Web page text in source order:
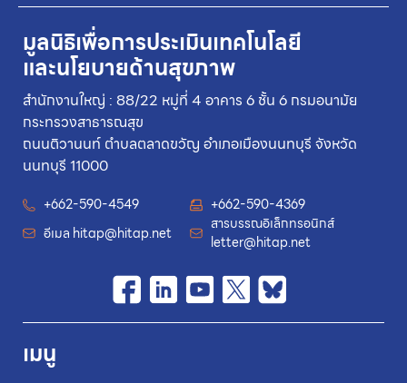
มูลนิธิเพื่อการประเมินเทคโนโลยี
และนโยบายด้านสุขภาพ
สำนักงานใหญ่ : 88/22 หมู่ที่ 4 อาคาร 6 ชั้น 6 กรมอนามัย
กระทรวงสาธารณสุข
ถนนติวานนท์ ตำบลตลาดขวัญ อำเภอเมืองนนทบุรี จังหวัด
นนทบุรี 11000
+662-590-4549
+662-590-4369
อีเมล hitap@hitap.net
สารบรรณอิเล็กทรอนิกส์
letter@hitap.net
เมนู